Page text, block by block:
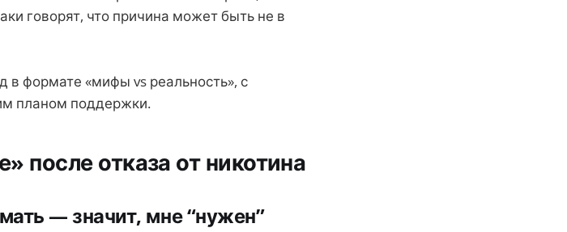
говорят, что причина может быть не в
формате «мифы vs реальность», с
планом поддержки.
после отказа от никотина
— значит, мне “нужен”